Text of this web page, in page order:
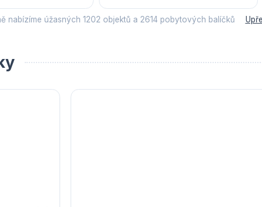
nabízíme úžasných 1202 objektů a 2614 pobytových balíčků